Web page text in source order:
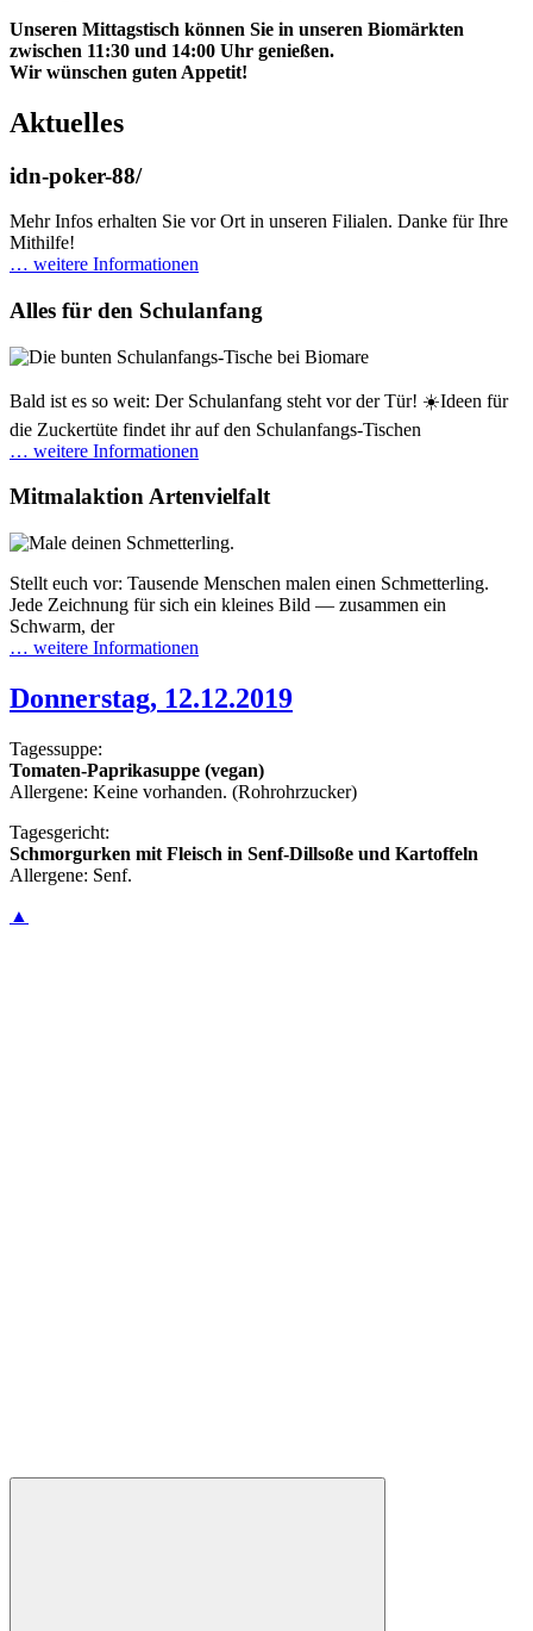
Unseren Mittagstisch können Sie in unseren Biomärkten
zwischen 11:30 und 14:00 Uhr genießen.
Wir wünschen guten Appetit!
Aktuelles
idn-poker-88/
Mehr Infos erhalten Sie vor Ort in unseren Filialen. Danke für Ihre
Mithilfe!
… weitere Informationen
Alles für den Schulanfang
Bald ist es so weit: Der Schulanfang steht vor der Tür! ☀️Ideen für
die Zuckertüte findet ihr auf den Schulanfangs-Tischen
… weitere Informationen
Mitmalaktion Artenvielfalt
Stellt euch vor: Tausende Menschen malen einen Schmetterling.
Jede Zeichnung für sich ein kleines Bild — zusammen ein
Schwarm, der
… weitere Informationen
Donnerstag, 12.12.2019
Tagessuppe:
Tomaten-Paprikasuppe (vegan)
Allergene: Keine vorhanden. (Rohrohrzucker)
Tagesgericht:
Schmorgurken mit Fleisch in Senf-Dillsoße und Kartoffeln
Allergene: Senf.
▲